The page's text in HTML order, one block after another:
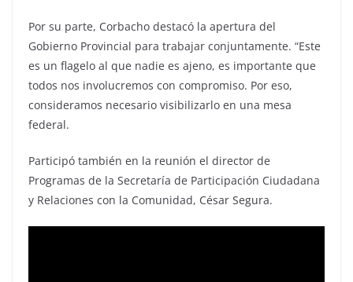
Por su parte, Corbacho destacó la apertura del
Gobierno Provincial para trabajar conjuntamente. “Este
es un flagelo al que nadie es ajeno, es importante que
todos nos involucremos con compromiso. Por eso,
consideramos necesario visibilizarlo en una mesa
federal.
Participó también en la reunión el director de
Programas de la Secretaría de Participación Ciudadana
y Relaciones con la Comunidad, César Segura.